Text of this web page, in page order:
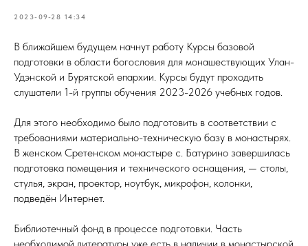
2023-09-28 14:34
В ближайшем будущем начнут работу Курсы базовой
подготовки в области богословия для монашествующих Улан-
Удэнской и Бурятской епархии. Курсы будут проходить
слушатели 1-й группы обучения 2023-2026 учебных годов.
Для этого необходимо было подготовить в соответствии с
требованиями материально-техническую базу в монастырях.
В женском Сретенском монастыре с. Батурино завершилась
подготовка помещения и технического оснащения, — столы,
стулья, экран, проектор, ноутбук, микрофон, колонки,
подведён Интернет.
Библиотечный фонд в процессе подготовки. Часть